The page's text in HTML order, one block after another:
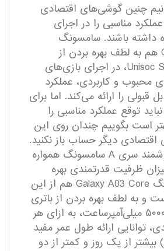
چنین گوشی‌های اقتصادی
عملکرد مناسبی را در اجرای
داشته باشند. سامسونگ
Galaxy A03 Core هم به لطف بهره بردن از
پردازنده Unisoc SC9863A، در اجرای بازی‌های
محبوب و کاربردی، عملکرد
قبولی را ارائه می‌کند. اما برای
توقع عملکرد مناسبی را
است بگوییم چندان روی این
دیگر حساب باز نکنید.
اما گوشی‌های هوشمند سری A سامسونگ همواره
ظرفیت قدرتمندی بهره
برده‌اند و سامسونگ Galaxy A03 Core هم از این
و به لطف بهره بردن از باتری
با میزان ظرفیت ۵۰۰۰ میلی‌آمپر‌ساعت، به ازای هر
توانایی ارائه طول عمر مفید
بیشتر از یک روز و کمتر از دو